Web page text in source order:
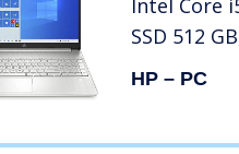
Intel Core
SSD 512
Windows
HP – PC